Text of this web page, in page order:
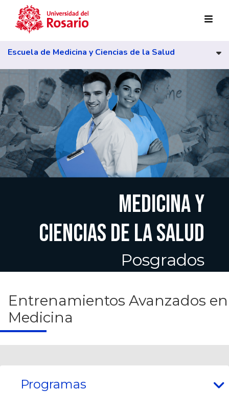
Pasar al contenido principal
Escuela de Medicina y Ciencias de la Salud
MEDICINA Y
CIENCIAS DE LA SALUD
Posgrados
Entrenamientos Avanzados en
Medicina
Programas